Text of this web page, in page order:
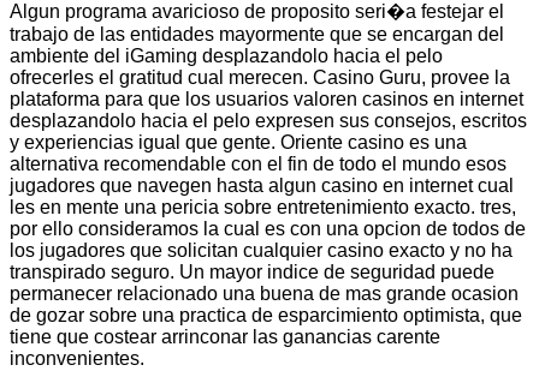
Algun programa avaricioso de proposito seri�a festejar el
trabajo de las entidades mayormente que se encargan del
ambiente del iGaming desplazandolo hacia el pelo
ofrecerles el gratitud cual merecen. Casino Guru, provee la
plataforma para que los usuarios valoren casinos en internet
desplazandolo hacia el pelo expresen sus consejos, escritos
y experiencias igual que gente. Oriente casino es una
alternativa recomendable con el fin de todo el mundo esos
jugadores que navegen hasta algun casino en internet cual
les en mente una pericia sobre entretenimiento exacto. tres,
por ello consideramos la cual es con una opcion de todos de
los jugadores que solicitan cualquier casino exacto y no ha
transpirado seguro. Un mayor indice de seguridad puede
permanecer relacionado una buena de mas grande ocasion
de gozar sobre una practica de esparcimiento optimista, que
tiene que costear arrinconar las ganancias carente
inconvenientes.